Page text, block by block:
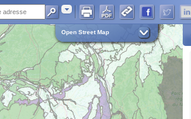
Adresse
Open Street Map